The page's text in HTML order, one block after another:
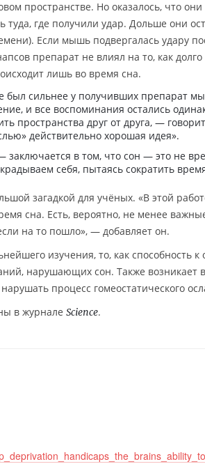
пространстве. Но оказалось, что
туда, где получили удар. Дольше они
Если мышь подвергалась удару
препарат не влиял на то, как
лишь во время сна.
был сильнее у получивших препарат
и все воспоминания остались
пространства друг от друга, —
действительно хорошая идея».
заключается в том, что сон — это не
себя, пытаясь сократить
загадкой для учёных. «В этой
сна. Есть, вероятно, не менее
на то пошло», — добавляет он.
изучения, то, как способность
нарушающих сон. Также возникает
процесс гомеостатического
в журнале Science.